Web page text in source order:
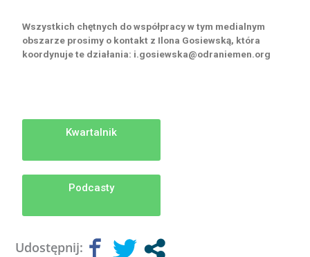
Wszystkich chętnych do współpracy w tym medialnym
obszarze prosimy o kontakt z Ilona Gosiewską, która
koordynuje te działania: i.gosiewska@odraniemen.org
Kwartalnik
Podcasty
Udostępnij: